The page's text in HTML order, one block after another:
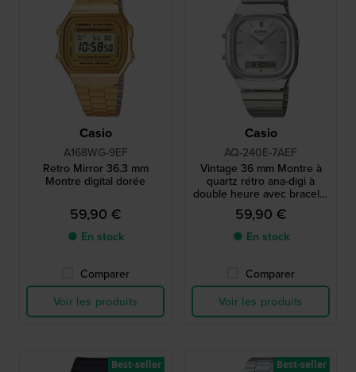
Casio
A168WG-9EF
Retro Mirror 36.3 mm
Montre digital dorée
59,90 €
● En stock
Comparer
Voir les produits
Casio
AQ-240E-7AEF
Vintage 36 mm Montre à
quartz rétro ana-digi à
double heure avec bracelet
en acier inoxydable
59,90 €
● En stock
Comparer
Voir les produits
Best-seller Best-seller